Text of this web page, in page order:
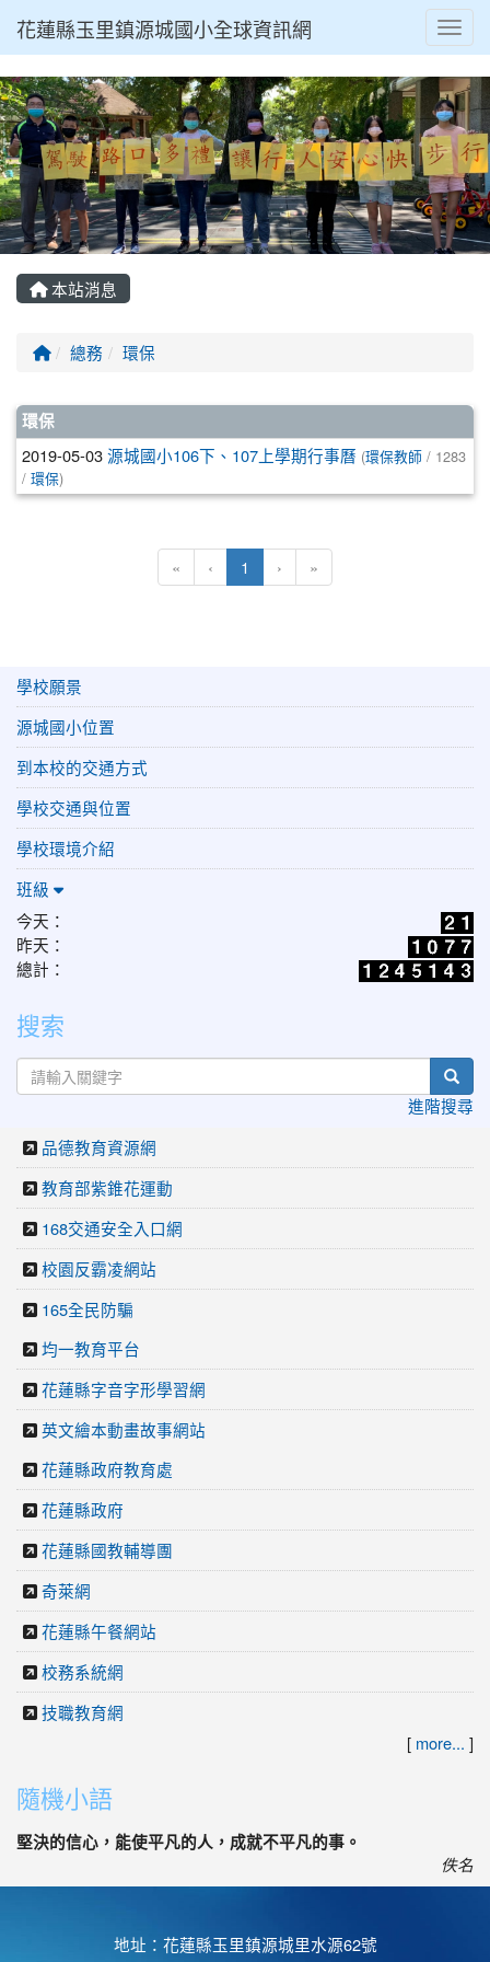
花蓮縣玉里鎮源城國小全球資訊網
本站消息
回首頁
總務 環保
文章列表
環保
2019-05-03源城國小106下、107上學期行事曆 (環保教師 / 1283
/ 環保)
« ‹ 1 (目前頁次)
› »
學校願景
源城國小位置
到本校的交通方式
學校交通與位置
學校環境介紹
班級
今天：
昨天：
總計：
搜索
進階搜尋
品德教育資源網
教育部紫錐花運動
168交通安全入口網
校園反霸凌網站
165全民防騙
均一教育平台
花蓮縣字音字形學習網
英文繪本動畫故事網站
花蓮縣政府教育處
花蓮縣政府
花蓮縣國教輔導團
奇萊網
花蓮縣午餐網站
校務系統網
技職教育網
[ more... ]
隨機小語
堅決的信心，能使平凡的人，成就不平凡的事。
佚名
地址：花蓮縣玉里鎮源城里水源62號